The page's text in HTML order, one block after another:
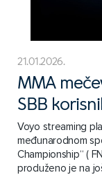
21.01.2026.
MMA
SBB
Voyo streaming
međunarodnom
Championship“ (
produženo je na